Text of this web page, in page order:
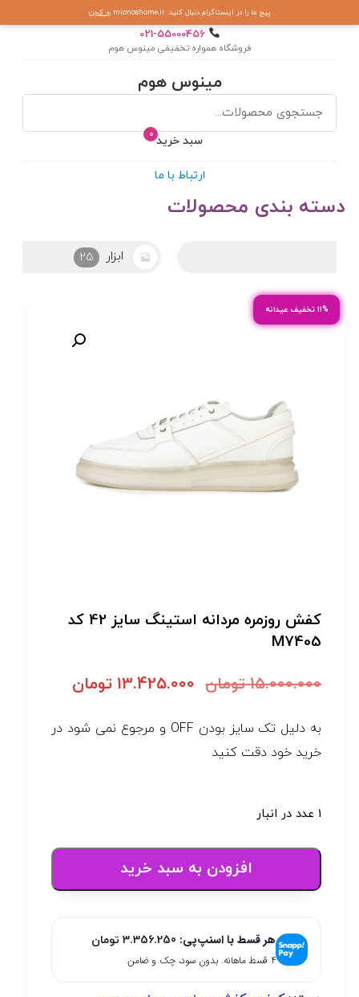
پیج ما را در اینستاگرام دنبال کنید: mionoshome.ir رد کردن
021-55000456
فروشگاه همواره تخفیفی مینوس هوم
مینوس هوم
0 سبد خرید
ارتباط با ما
دسته بندی محصولات
۱۱% تخفیف عیدانه
کفش روزمره مردانه استینگ سایز 42 کد
M7405
15.000.000 تومان 13.425.000 تومان
به دلیل تک سایز بودن OFF و مرجوع نمی شود در
خرید خود دقت کنید
1 عدد در انبار
افزودن به سبد خرید
هر قسط با اسنپ‌پی: 3.356.250 تومان
۴ قسط ماهانه. بدون سود، چک و ضامن.